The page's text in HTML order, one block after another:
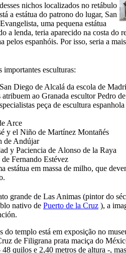
nichos localizados no retábulo
a estátua do patrono do lugar, San
, uma pequena estátua
a lenda, teria aparecido na costa do
pelos espanhóis. Por isso, seria a
esculturas:
San Diego de Alcalá da escola de
ao Granada escultorPedro
peça de escultura
Arce
y el Niño de Martínez Montañés
de Andújar
y Paciencia de Alonso de la Raya
de Fernando Estévez
estátua em massa de milho, que
grande de Las Animas (pintor do
nativo de Puerto de la Cruz ), a
.
do templo está em exposição no
de Filigrana prata maciça do
48 quilos e 2,40 metros de altura -,